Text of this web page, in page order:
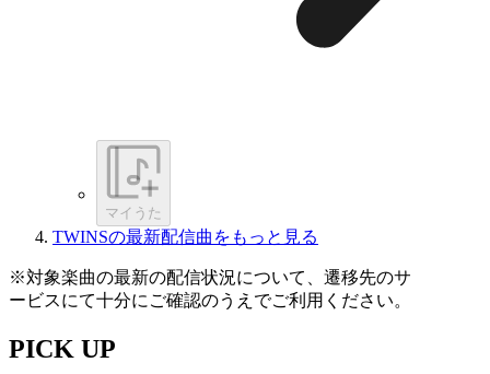
マイうた
TWINSの最新配信曲をもっと見る
※対象楽曲の最新の配信状況について、遷移先のサ
ービスにて十分にご確認のうえでご利用ください。
PICK UP